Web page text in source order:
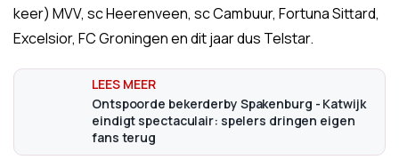
keer) MVV, sc Heerenveen, sc Cambuur, Fortuna Sittard,
Excelsior, FC Groningen en dit jaar dus Telstar.
Ontspoorde bekerderby Spakenburg - Katwijk
eindigt spectaculair: spelers dringen eigen
fans terug